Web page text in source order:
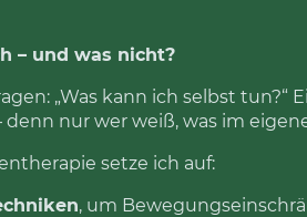
– und was nicht?
„Was kann ich selbst
denn nur wer weiß, was im
setze ich auf:
, um